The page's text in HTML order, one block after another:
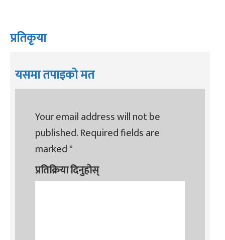
प्रतिकृया
यसमा तपाइको मत
Your email address will not be
published.Required fields are
marked*
प्रतिक्रिया दिनुहोस्